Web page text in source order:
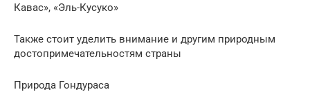
Кавас», «Эль-Кусуко»
Также стоит уделить внимание и другим природным
достопримечательностям страны
Природа Гондураса